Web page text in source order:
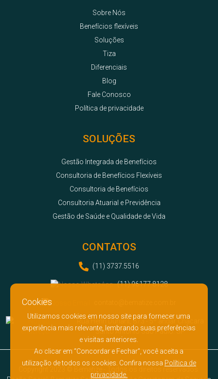
Sobre Nós
Benefícios flexíveis
Soluções
Tiza
Diferenciais
Blog
Fale Conosco
Política de privacidade
SOLUÇÕES
Gestão Integrada de Benefícios
Consultoria de Benefícios Flexíveis
Consultoria de Benefícios
Consultoria Atuarial e Previdência
Gestão de Saúde e Qualidade de Vida
CONTATOS
(11) 3737.5516
(11) 96177.8128
Rua Henri Dunant, 873 - 5º andar Chácara
Santo Antônio São Paulo. SP
Copyright 2023 © Bematize - Todos os direitos reservados.
Cookies
Utilizamos cookies em nosso site para fornecer uma
experiência mais relevante, lembrando suas preferências
e visitas anteriores.
Ao clicar em “Concordar e Fechar”, você aceita a
utilização de todos os cookies. Confira nossa Política de
privacidade.